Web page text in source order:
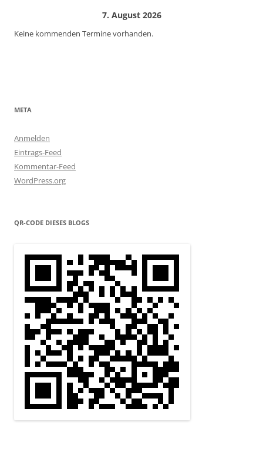
7. August 2026
Keine kommenden Termine vorhanden.
META
Anmelden
Eintrags-Feed
Kommentar-Feed
WordPress.org
QR-CODE DIESES BLOGS